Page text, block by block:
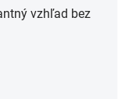
vzhľad bez